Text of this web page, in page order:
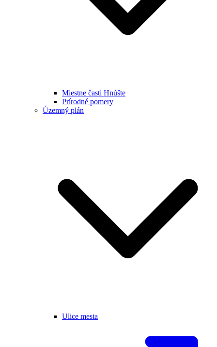
Miestne časti Hnúšte
Prírodné pomery
Územný plán
Ulice mesta